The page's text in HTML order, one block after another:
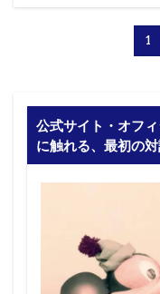
1
公式サイト・オフ
に触れる、最初の